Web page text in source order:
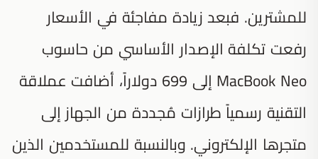
للمشترين. فبعد زيادة مفاجئة في الأسعار
رفعت تكلفة الإصدار الأساسي من حاسوب
MacBook Neo إلى 699 دولاراً، أضافت عملاقة
التقنية رسمياً طرازات مُجددة من الجهاز إلى
متجرها الإلكتروني. وبالنسبة للمستخدمين الذين